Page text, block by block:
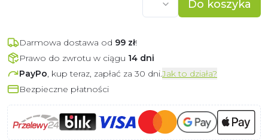
Do koszyka
Darmowa dostawa od 99 zł!
Prawo do zwrotu w ciągu 14 dni
PayPo, kup teraz, zapłać za 30 dni.Jak to działa?
Bezpieczne płatności